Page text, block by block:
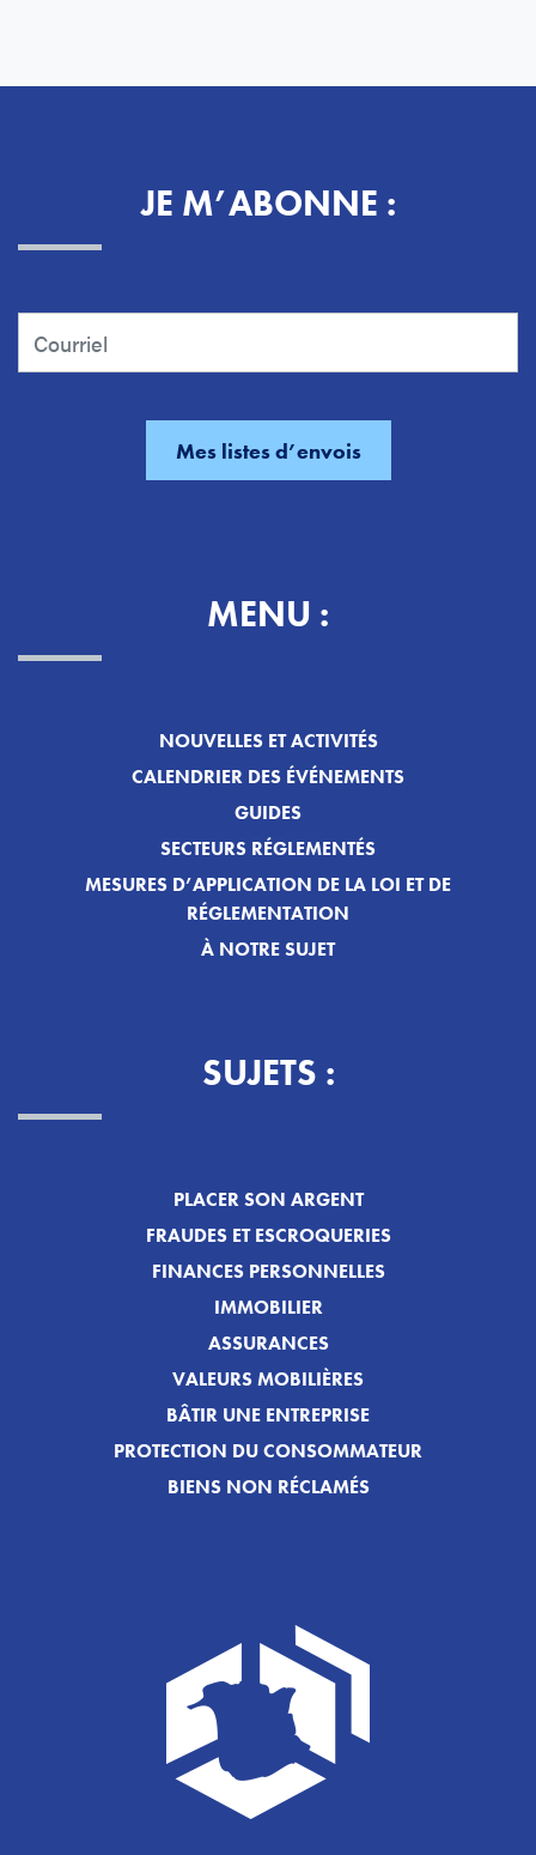
JE M’ABONNE :
MENU :
NOUVELLES ET ACTIVITÉS
CALENDRIER DES ÉVÉNEMENTS
GUIDES
SECTEURS RÉGLEMENTÉS
MESURES D’APPLICATION DE LA LOI ET DE
RÉGLEMENTATION
À NOTRE SUJET
SUJETS :
PLACER SON ARGENT
FRAUDES ET ESCROQUERIES
FINANCES PERSONNELLES
IMMOBILIER
ASSURANCES
VALEURS MOBILIÈRES
BÂTIR UNE ENTREPRISE
PROTECTION DU CONSOMMATEUR
BIENS NON RÉCLAMÉS